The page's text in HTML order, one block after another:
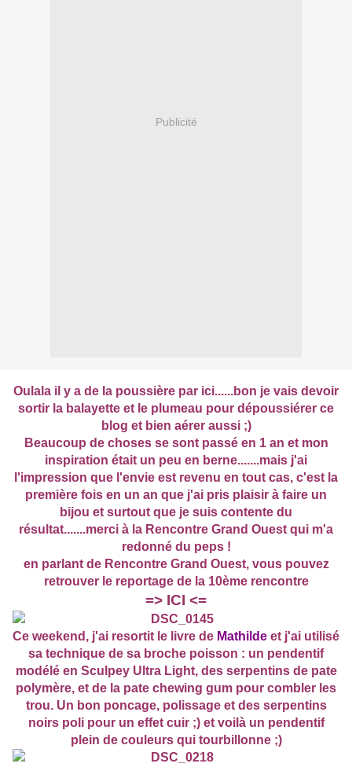
Publicité
Oulala il y a de la poussière par ici......bon je vais devoir
sortir la balayette et le plumeau pour dépoussiérer ce
blog et bien aérer aussi ;)
Beaucoup de choses se sont passé en 1 an et mon
inspiration était un peu en berne.......mais j'ai
l'impression que l'envie est revenu en tout cas, c'est la
première fois en un an que j'ai pris plaisir à faire un
bijou et surtout que je suis contente du
résultat.......merci à la Rencontre Grand Ouest qui m'a
redonné du peps !
en parlant de Rencontre Grand Ouest, vous pouvez
retrouver le reportage de la 10ème rencontre
=> ICI <=
Ce weekend, j'ai resortit le livre de Mathilde et j'ai utilisé
sa technique de sa broche poisson : un pendentif
modélé en Sculpey Ultra Light, des serpentins de pate
polymère, et de la pate chewing gum pour combler les
trou. Un bon poncage, polissage et des serpentins
noirs poli pour un effet cuir ;) et voilà un pendentif
plein de couleurs qui tourbillonne ;)